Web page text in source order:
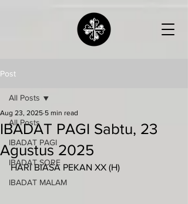
Post
All Posts
IBADAT PAGI
IBADAT SORE
IBADAT MALAM
All Posts
IBADAT PAGI Sabtu, 23
Agustus 2025
Aug 23, 2025 5 min read
HARI BIASA PEKAN XX (H)